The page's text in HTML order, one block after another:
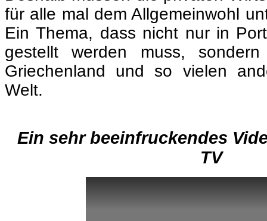
für alle mal dem Allgemeinwohl
Ein Thema, dass nicht nur in
gestellt werden muss,
Griechenland und so vielen
Welt.
Ein sehr beeinfruckendes
TV